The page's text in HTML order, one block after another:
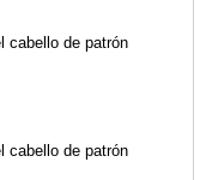
cabello de patrón
cabello de patrón